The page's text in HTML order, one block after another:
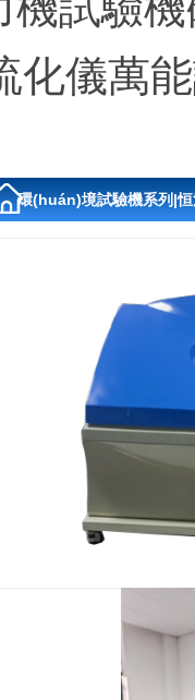
化儀萬
環(huán)境試驗機系列|